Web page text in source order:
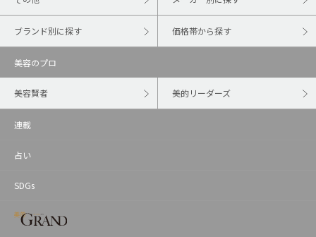
ブランド別に探す 価格帯から探す
美容のプロ
美容賢者 美的リーダーズ
連載
占い
SDGs